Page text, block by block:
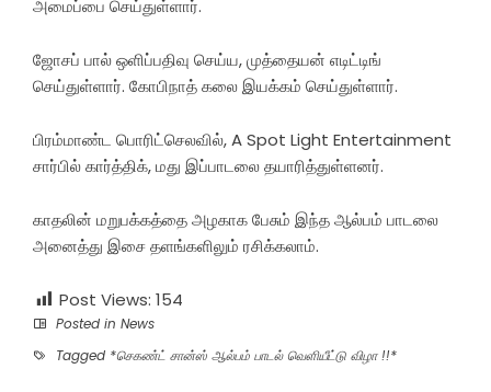
அமைப்பை செய்துள்ளார்.
ஜோசப் பால் ஒளிப்பதிவு செய்ய, முத்தையன் எடிட்டிங்
செய்துள்ளார். கோபிநாத் கலை இயக்கம் செய்துள்ளார்.
பிரம்மாண்ட பொரிட்செலவில், A Spot Light Entertainment
சார்பில் கார்த்திக், மது இப்பாடலை தயாரித்துள்ளனர்.
காதலின் மறுபக்கத்தை அழகாக பேசும் இந்த ஆல்பம் பாடலை
அனைத்து இசை தளங்களிலும் ரசிக்கலாம்.
Post Views: 154
Posted in News
Tagged *செகண்ட் சான்ஸ் ஆல்பம் பாடல் வெளியீட்டு விழா !!*